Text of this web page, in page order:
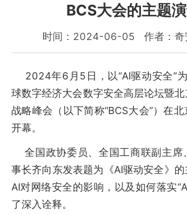
BCS大会的主题
时间：2024-06-05 作者：奇
2024年6月5日，以“AI驱动安全”
球数字经济大会数字安全高层论坛暨
战略峰会（以下简称“BCS大会”）在
开幕。
全国政协委员、全国工商联副主席
事长齐向东发表题为《AI驱动安全》
AI对网络安全的影响，以及如何落实
了深入诠释。